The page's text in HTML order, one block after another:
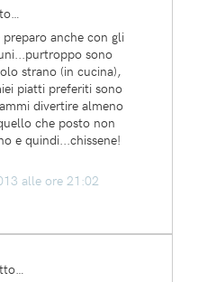
anche con gli
sono
strano (in cucina),
piatti preferiti sono
divertire almeno
che posto non
e quindi...chissene!
alle ore 21:02